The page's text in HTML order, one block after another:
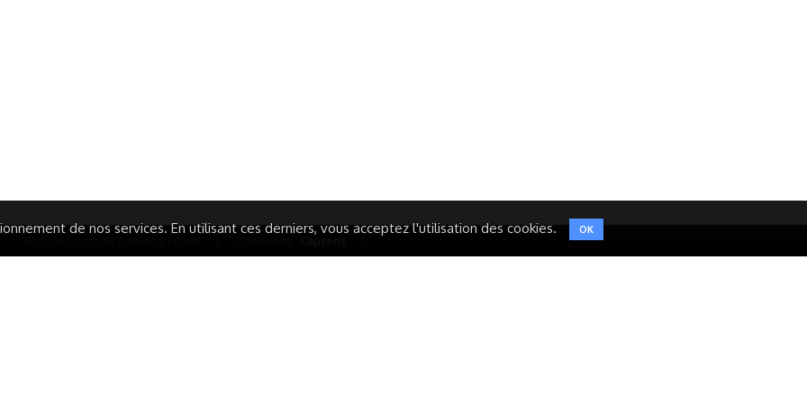
de nos services. En utilisant ces derniers, vous acceptez l'utilisation des cookies. OK